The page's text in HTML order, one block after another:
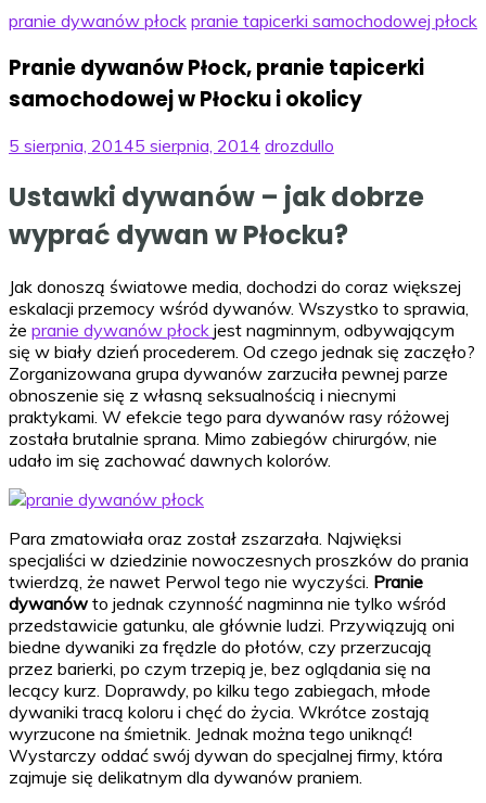
pranie dywanów płock pranie tapicerki samochodowej płock
Pranie dywanów Płock, pranie tapicerki
samochodowej w Płocku i okolicy
5 sierpnia, 20145 sierpnia, 2014 drozdullo
Ustawki dywanów – jak dobrze
wyprać dywan w Płocku?
Jak donoszą światowe media, dochodzi do coraz większej
eskalacji przemocy wśród dywanów. Wszystko to sprawia,
że pranie dywanów płock jest nagminnym, odbywającym
się w biały dzień procederem. Od czego jednak się zaczęło?
Zorganizowana grupa dywanów zarzuciła pewnej parze
obnoszenie się z własną seksualnością i niecnymi
praktykami. W efekcie tego para dywanów rasy różowej
została brutalnie sprana. Mimo zabiegów chirurgów, nie
udało im się zachować dawnych kolorów.
Para zmatowiała oraz został zszarzała. Najwięksi
specjaliści w dziedzinie nowoczesnych proszków do prania
twierdzą, że nawet Perwol tego nie wyczyści. Pranie
dywanów to jednak czynność nagminna nie tylko wśród
przedstawicie gatunku, ale głównie ludzi. Przywiązują oni
biedne dywaniki za frędzle do płotów, czy przerzucają
przez barierki, po czym trzepią je, bez oglądania się na
lecący kurz. Doprawdy, po kilku tego zabiegach, młode
dywaniki tracą koloru i chęć do życia. Wkrótce zostają
wyrzucone na śmietnik. Jednak można tego uniknąć!
Wystarczy oddać swój dywan do specjalnej firmy, która
zajmuje się delikatnym dla dywanów praniem.